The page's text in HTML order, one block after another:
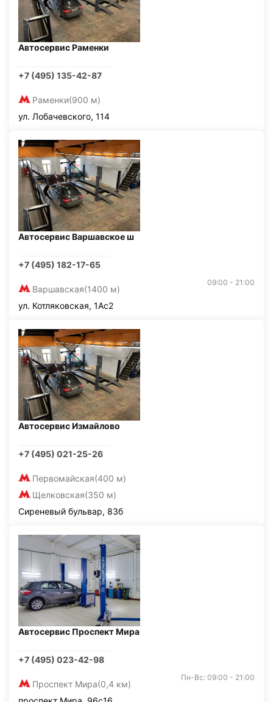
Автосервис Раменки
+7 (495) 135-42-87
Раменки(900 м)
ул. Лобачевского, 114
Автосервис Варшавское ш
+7 (495) 182-17-65
Варшавская(1400 м)
09:00 - 21:00
ул. Котляковская, 1Ас2
Автосервис Измайлово
+7 (495) 021-25-26
Первомайская(400 м)
Щелковская(350 м)
Сиреневый бульвар, 83б
Автосервис Проспект Мира
+7 (495) 023-42-98
Проспект Мира(0,4 км)
Пн-Вс: 09:00 - 21:00